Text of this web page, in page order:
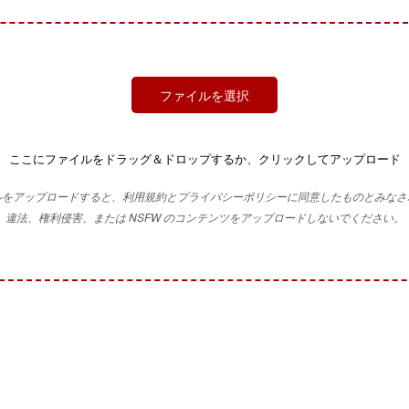
ファイルを選択
ここにファイルをドラッグ＆ドロップするか、クリックしてアップロード
アップロードすると、利用規約とプライバシーポリシーに同意したものとみな
違法、権利侵害、または NSFW のコンテンツをアップロードしないでください。